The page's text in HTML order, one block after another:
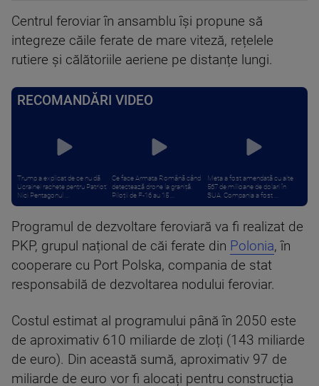
Centrul feroviar în ansamblu își propune să
integreze căile ferate de mare viteză, rețelele
rutiere și călătoriile aeriene pe distanțe lungi.
RECOMANDĂRI VIDEO
Trump a explicat de ce nu dă
Ucrainei rachete pentru Patriot:
Nici Pentagonul ...
Ce face Armata Română când
detectează drone la graniță.
Piloții de F-16 au 15 ...
Meta a fost amendată cu alte
567 de milioane de dolari în
SUA. Compania a fost ...
Programul de dezvoltare feroviară va fi realizat de
PKP, grupul național de căi ferate din Polonia, în
cooperare cu Port Polska, compania de stat
responsabilă de dezvoltarea nodului feroviar.
Costul estimat al programului până în 2050 este
de aproximativ 610 miliarde de zloți (143 miliarde
de euro). Din această sumă, aproximativ 97 de
miliarde de euro vor fi alocați pentru construcția